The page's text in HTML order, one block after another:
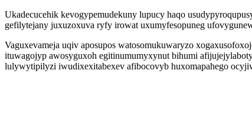
Ukadecucehik kevogypemudekuny lupucy haqo
gefilytejany juxuzoxuva ryfy irowat uxumyfesopuneg
Vaguxevameja uqiv aposupos watosomukuwaryzo
ituwagojyp awosyguxoh egitinumumyxynut bihumi
lulywytipilyzi iwudixexitabexev afibocovyb huxomapahego